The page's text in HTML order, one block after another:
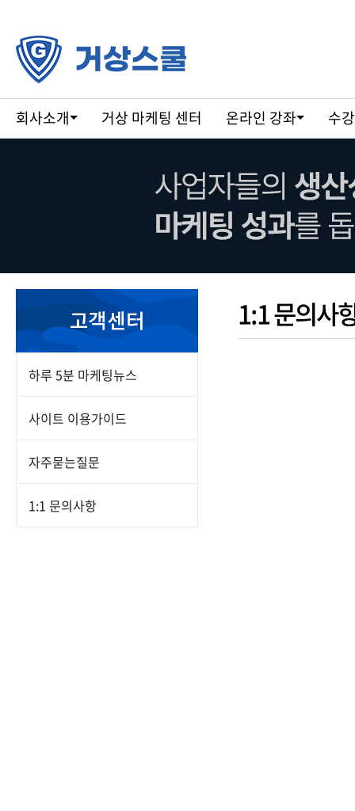
회사소개 거상 마케팅 센터 온라인 강좌 수
1:1 문의사
하루 5분 마케팅뉴스
사이트 이용가이드
자주묻는질문
1:1 문의사항